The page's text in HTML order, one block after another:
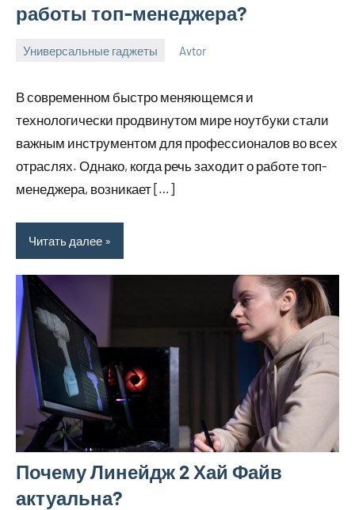
работы топ-менеджера?
Универсальные гаджеты
2023
Avtor
В современном быстро меняющемся и
технологически продвинутом мире ноутбуки стали
важным инструментом для профессионалов во всех
отраслях. Однако, когда речь заходит о работе топ-
менеджера, возникает […]
Читать далее
Почему Линейдж 2 Хай Файв
актуальна?